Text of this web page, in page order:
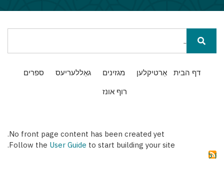
Main
navigation
דף הבית אַרטיקלען מגזינים גאַללעריעס
ספרים
רוף אונז
No front page content has been created yet.
Follow the User Guide to start building your site.